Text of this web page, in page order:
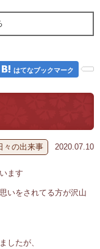
はてなブックマーク
々の出来事 2020.07.10
ます
いをされてる方が沢山
したが、